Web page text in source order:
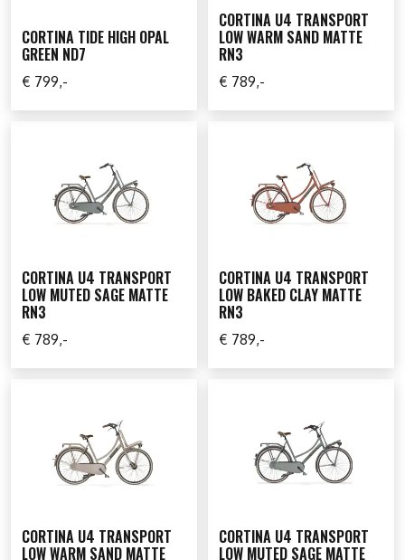
CORTINA TIDE HIGH OPAL
GREEN ND7
€ 799,-
CORTINA U4 TRANSPORT
LOW WARM SAND MATTE
RN3
€ 789,-
CORTINA U4 TRANSPORT
LOW MUTED SAGE MATTE
RN3
€ 789,-
CORTINA U4 TRANSPORT
LOW BAKED CLAY MATTE
RN3
€ 789,-
CORTINA U4 TRANSPORT
LOW WARM SAND MATTE
CORTINA U4 TRANSPORT
LOW MUTED SAGE MATTE